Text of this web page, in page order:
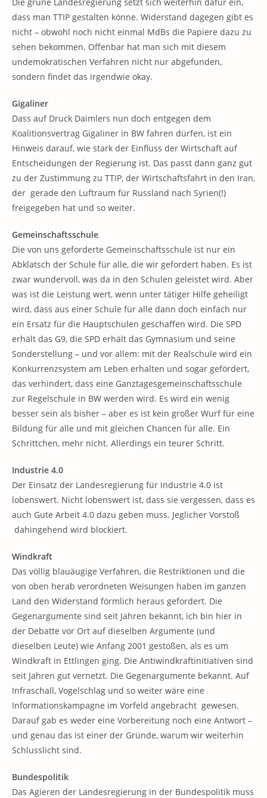
dass man TTIP gestalten könne. Widerstand dagegen gibt es
nicht – obwohl noch nicht einmal MdBs die Papiere dazu zu
sehen bekommen. Offenbar hat man sich mit diesem
undemokratischen Verfahren nicht nur abgefunden,
sondern findet das irgendwie okay.
Gigaliner
Dass auf Druck Daimlers nun doch entgegen dem
Koalitionsvertrag Gigaliner in BW fahren dürfen, ist ein
Hinweis darauf, wie stark der Einfluss der Wirtschaft auf
Entscheidungen der Regierung ist. Das passt dann ganz gut
zu der Zustimmung zu TTIP, der Wirtschaftsfahrt in den Iran,
der gerade den Luftraum für Russland nach Syrien(!)
freigegeben hat und so weiter.
Gemeinschaftsschule
Die von uns geforderte Gemeinschaftsschule ist nur ein
Abklatsch der Schule für alle, die wir gefordert haben. Es ist
zwar wundervoll, was da in den Schulen geleistet wird. Aber
was ist die Leistung wert, wenn unter tätiger Hilfe geheiligt
wird, dass aus einer Schule für alle dann doch einfach nur
ein Ersatz für die Hauptschulen geschaffen wird. Die SPD
erhält das G9, die SPD erhält das Gymnasium und seine
Sonderstellung – und vor allem: mit der Realschule wird ein
Konkurrenzsystem am Leben erhalten und sogar gefördert,
das verhindert, dass eine Ganztagesgemeinschaftsschule
zur Regelschule in BW werden wird. Es wird ein wenig
besser sein als bisher – aber es ist kein großer Wurf für eine
Bildung für alle und mit gleichen Chancen für alle. Ein
Schrittchen, mehr nicht. Allerdings ein teurer Schritt.
Industrie 4.0
Der Einsatz der Landesregierung für Industrie 4.0 ist
lobenswert. Nicht lobenswert ist, dass sie vergessen, dass es
auch Gute Arbeit 4.0 dazu geben muss. Jeglicher Vorstoß
dahingehend wird blockiert.
Windkraft
Das völlig blauäugige Verfahren, die Restriktionen und die
von oben herab verordneten Weisungen haben im ganzen
Land den Widerstand förmlich heraus gefordert. Die
Gegenargumente sind seit Jahren bekannt, ich bin hier in
der Debatte vor Ort auf dieselben Argumente (und
dieselben Leute) wie Anfang 2001 gestoßen, als es um
Windkraft in Ettlingen ging. Die Antiwindkraftinitiativen sind
seit Jahren gut vernetzt. Die Gegenargumente bekannt. Auf
Infraschall, Vogelschlag und so weiter wäre eine
Informationskampagne im Vorfeld angebracht gewesen.
Darauf gab es weder eine Vorbereitung noch eine Antwort –
und genau das ist einer der Gründe, warum wir weiterhin
Schlusslicht sind.
Bundespolitik
Das Agieren der Landesregierung in der Bundespolitik muss